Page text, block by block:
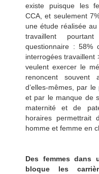
existe puisque les
CCA, et seulement
une étude réalisée au
travaillent
questionnaire : 58%
interrogées travaillent
veulent exercer le
renoncent souvent
d’elles-mêmes, par
et par le manque de
maternité et de
horaires permettrait
homme et femme en
Des femmes dans
bloque les